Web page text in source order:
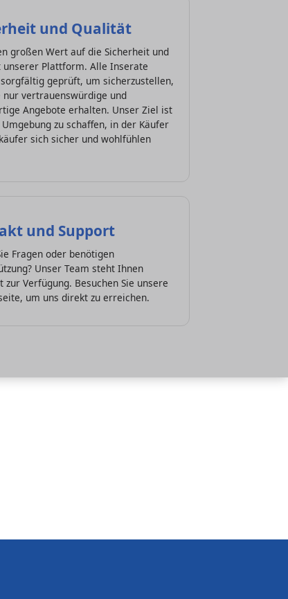
und Qualität
großen Wert auf die Sicherheit und
unserer Plattform. Alle Inserate
geprüft, um sicherzustellen,
nur vertrauenswürdige und
Angebote erhalten. Unser Ziel ist
zu schaffen, in der Käufer
sich sicher und wohlfühlen
und Support
Fragen oder benötigen
Unser Team steht Ihnen
zur Verfügung. Besuchen Sie unsere
um uns direkt zu erreichen.